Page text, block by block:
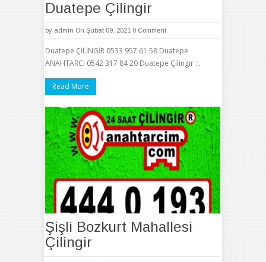
Duatepe Çilingir
by admin On Şubat 09, 2021 0 Comment
Duatepe ÇİLİNGİR 0533 957 61 58 Duatepe
ANAHTARCI 0542 317 84 20 Duatepe Çilingir :..
Read More
Şişli Bozkurt Mahallesi
Çilingir